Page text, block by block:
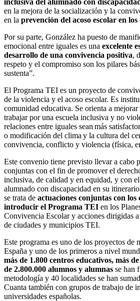
en la mejora de la socialización y la
en la prevención del acoso escolar en
Por su parte, González ha puesto de
emocional entre iguales es una excelente
desarrollo de una convivencia positiva,
respeto y el compromiso son los pilares
sustenta”.
El Programa TEI es un proyecto de
de la violencia y el acoso escolar. Es
comunidad educativa. Se orienta a
trabajar por una escuela inclusiva y no
relaciones entre iguales sean más
o modificación del clima y la cultura del
convivencia, conflicto y violencia (física,
Este convenio tiene previsto llevar a cabo
conjuntas con el fin de promover el
inclusiva, de calidad y en equidad, y con
alumnado con discapacidad en su
se trata de actuaciones conjuntas con
introducir el Programa TEI en los
Convivencia Escolar y acciones dirigidas
de ciudades y municipios TEI.
Este programa es uno de los proyectos de
España y uno de los primeros a nivel
más de 1.800 centros educativos, más
de 2.800.000 alumnos y alumnas se han
metodología y 40 localidades se han
Cuanta también con grupos de trabajo de
universidades españolas.